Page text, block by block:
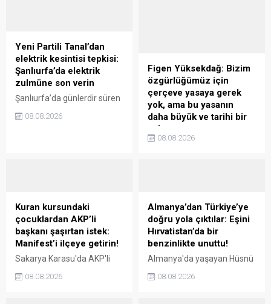
Yeni Partili Tanal’dan
elektrik kesintisi tepkisi:
Şanlıurfa’da elektrik
zulmüne son verin
Şanlıurfa’da günlerdir süren
Genel Kurulu’nda tartışma
“Şanlıurfalı ...
08.08.2026
Figen Yüksekdağ: Bizim
özgürlüğümüz için
çerçeve yasaya gerek
yok, ama bu yasanın
daha büyük ve tarihi bir
anlamı var
Eski HDP Eş Genel Başkanı
bulundu. Yüksekdağ, Meclis
Adalet Komisyonu'ndan
henüz geçen yasa hakkında
merak edilen tahliye olasılığı
hakkında "Benim ...
08.08.2026
Kuran kursundaki
çocuklardan AKP’li
başkanı şaşırtan istek:
Manifest’i ilçeye getirin!
Sakarya Karasu'da AKP'li
Kuran kursundaki çocukları
08.08.2026
Almanya’dan Türkiye’ye
doğru yola çıktılar: Eşini
Hırvatistan’da bir
benzinlikte unuttu!
Almanya'da yaşayan Hüsnü
için çıktığı yolda
08.08.2026